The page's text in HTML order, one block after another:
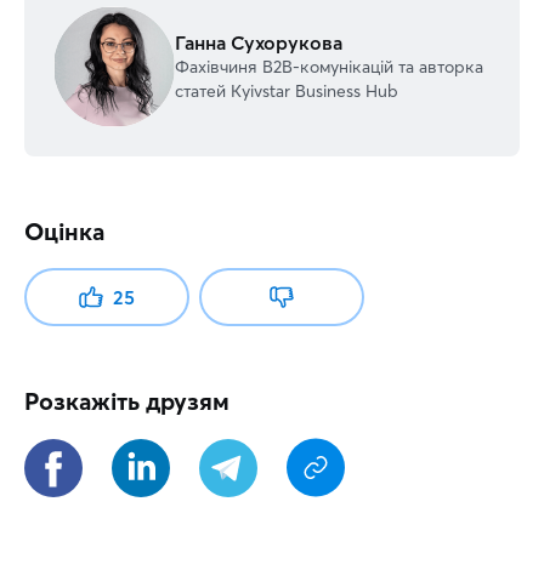
Ганна Сухорукова
Фахівчиня В2В-комунікацій та авторка
статей Kyivstar Business Hub
Оцінка
25
Розкажіть друзям